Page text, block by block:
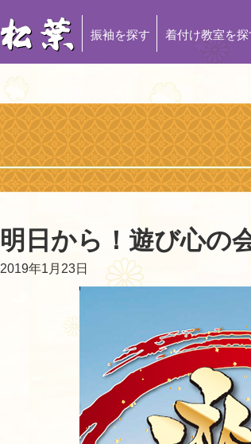
振袖を探す 着付け教室を探
明日から！遊び心の
2019年1月23日